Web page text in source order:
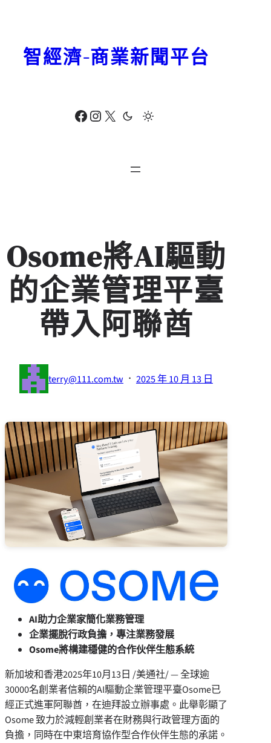
Facebook Instagram X
智經濟-商業新聞平台
Osome將AI驅動
的企業管理平臺
帶入阿聯酋
terry@111.com.tw · 2025 年 10 月 13 日
AI助力企業家簡化業務管理
企業擺脫行政負擔，專注業務發展
Osome將構建穩健的合作伙伴生態系統
新加坡和香港2025年10月13日 /美通社/ — 全球逾
30000名創業者信賴的AI驅動企業管理平臺Osome已
經正式進軍阿聯酋，在迪拜設立辦事處。此舉彰顯了
Osome 致力於減輕創業者在財務與行政管理方面的
負擔，同時在中東培育協作型合作伙伴生態的承諾。